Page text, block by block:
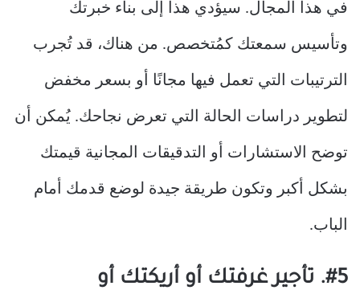
في هذا المجال. سيؤدي هذا إلى بناء خبرتك
وتأسيس سمعتك كمُتخصص. من هناك، قد تُجرب
الترتيبات التي تعمل فيها مجانًا أو بسعر مخفض
لتطوير دراسات الحالة التي تعرض نجاحك. يُمكن أن
توضح الاستشارات أو التدقيقات المجانية قيمتك
بشكل أكبر وتكون طريقة جيدة لوضع قدمك أمام
الباب.
#5. تأجير غرفتك أو أريكتك أو